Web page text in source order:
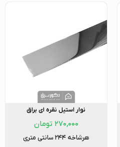
نوار استیل نقره ای براق
۲۷۰,۰۰۰ تومان
هرشاخه ۲۴۴ سانتی متری